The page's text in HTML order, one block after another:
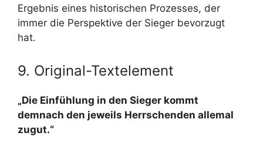
Ergebnis eines historischen Prozesses, der
immer die Perspektive der Sieger bevorzugt
hat.
9. Original-Textelement
„Die Einfühlung in den Sieger kommt
demnach den jeweils Herrschenden allemal
zugut.“